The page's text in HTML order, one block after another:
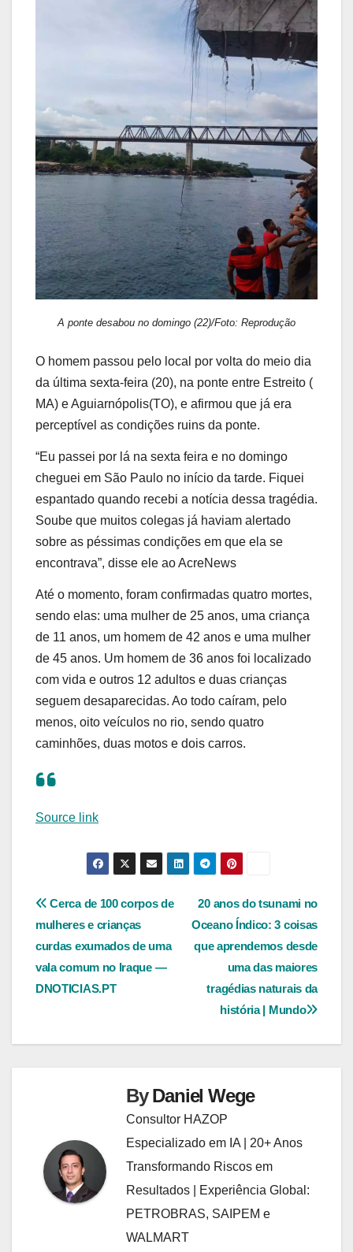
A ponte desabou no domingo (22)/Foto: Reprodução
O homem passou pelo local por volta do meio dia
da última sexta-feira (20), na ponte entre Estreito (
MA) e Aguiarnópolis(TO), e afirmou que já era
perceptível as condições ruins da ponte.
“Eu passei por lá na sexta feira e no domingo
cheguei em São Paulo no início da tarde. Fiquei
espantado quando recebi a notícia dessa tragédia.
Soube que muitos colegas já haviam alertado
sobre as péssimas condições em que ela se
encontrava”, disse ele ao AcreNews
Até o momento, foram confirmadas quatro mortes,
sendo elas: uma mulher de 25 anos, uma criança
de 11 anos, um homem de 42 anos e uma mulher
de 45 anos. Um homem de 36 anos foi localizado
com vida e outros 12 adultos e duas crianças
seguem desaparecidas. Ao todo caíram, pelo
menos, oito veículos no rio, sendo quatro
caminhões, duas motos e dois carros.
Source link
Navegação
de
Post
20 anos do tsunami no
Oceano Índico: 3 coisas
que aprendemos desde
uma das maiores
tragédias naturais da
história | Mundo
Cerca de 100 corpos de
mulheres e crianças
curdas exumados de uma
vala comum no Iraque —
DNOTICIAS.PT
ByDaniel Wege
Consultor HAZOP
Especializado em IA | 20+ Anos
Transformando Riscos em
Resultados | Experiência Global:
PETROBRAS, SAIPEM e
WALMART